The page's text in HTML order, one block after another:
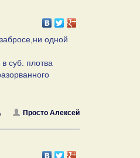
одной
суб. плотва
Просто Алексей